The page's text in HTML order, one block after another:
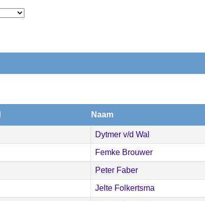
Naam
Dytmer v/d Wal
Femke Brouwer
Peter Faber
Jelte Folkertsma